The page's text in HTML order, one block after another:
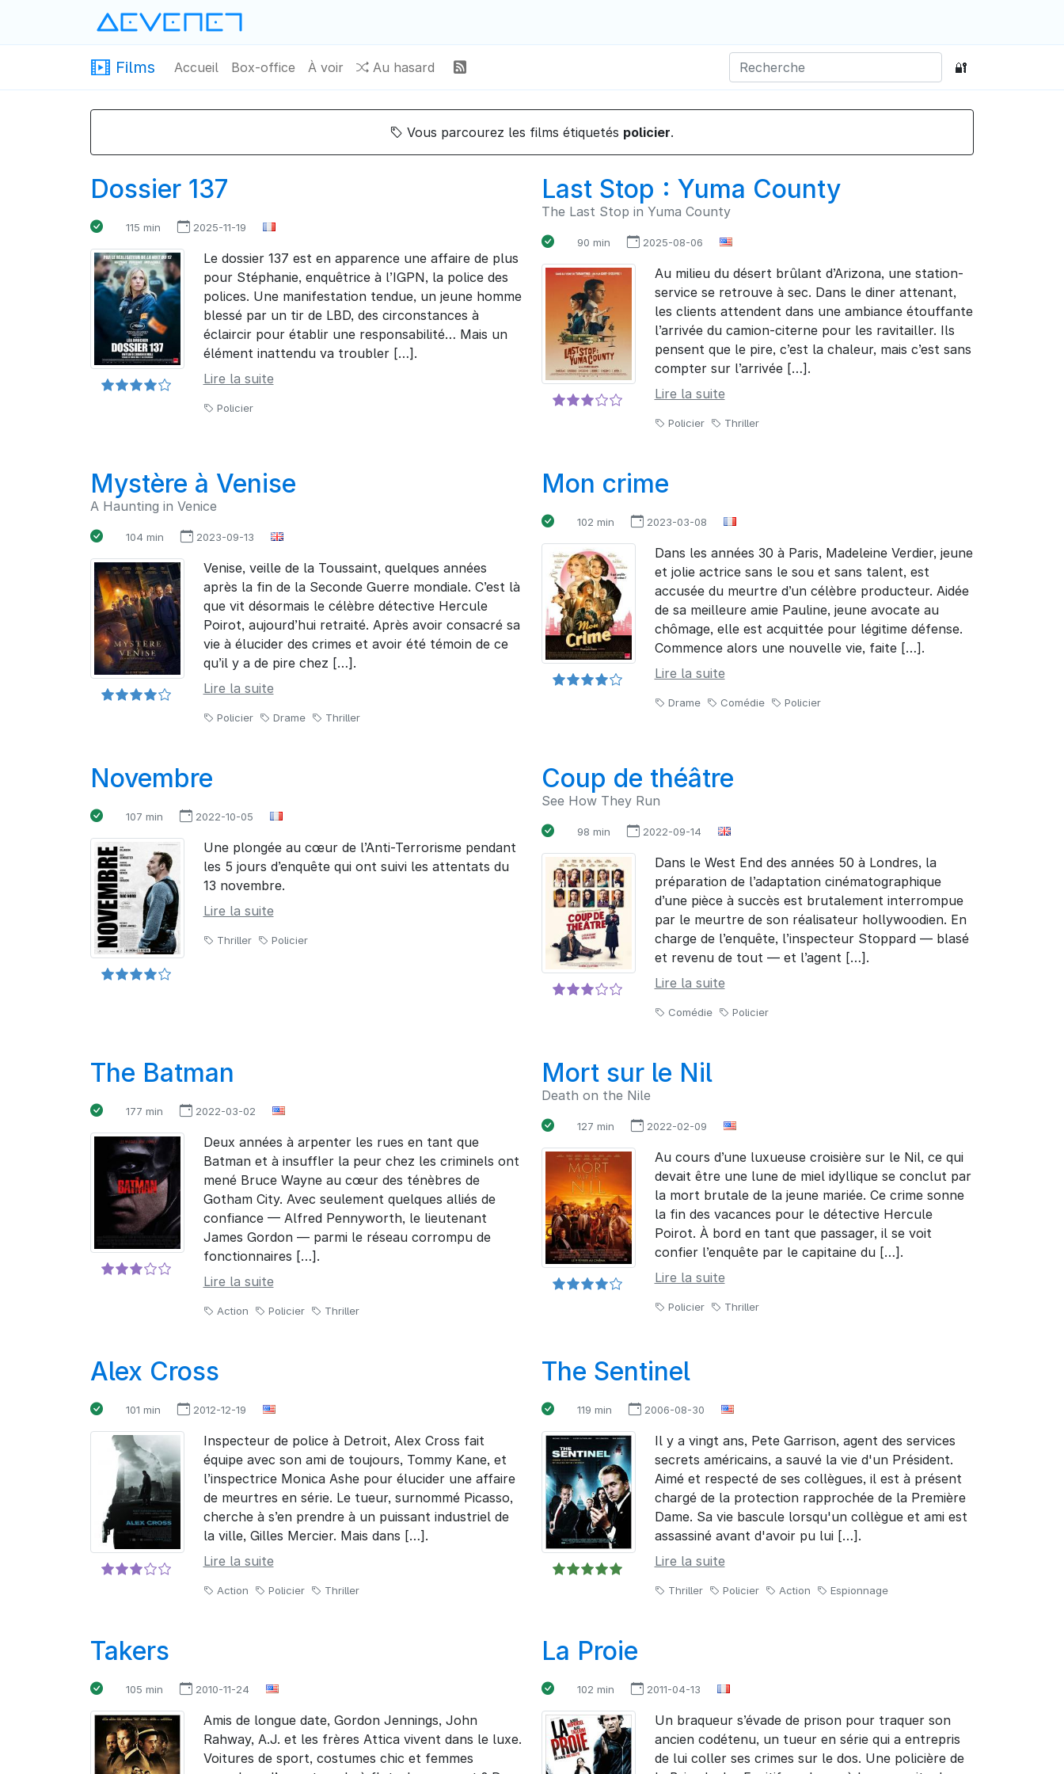
Films · Devenet
Accueil Box-office À voir Au hasard 🔐
Vous parcourez les films étiquetés policier.
Dossier 137
115 min 2025-11-19
Le dossier 137 est en apparence une affaire de plus
pour Stéphanie, enquêtrice à l’IGPN, la police des
polices. Une manifestation tendue, un jeune homme
blessé par un tir de LBD, des circonstances à
éclaircir pour établir une responsabilité… Mais un
élément inattendu va troubler […].
Lire la suite
Policier
Last Stop : Yuma County
The Last Stop in Yuma County
90 min 2025-08-06
Au milieu du désert brûlant d’Arizona, une station-
service se retrouve à sec. Dans le diner attenant,
les clients attendent dans une ambiance étouffante
l’arrivée du camion-citerne pour les ravitailler. Ils
pensent que le pire, c’est la chaleur, mais c’est sans
compter sur l’arrivée […].
Lire la suite
Policier Thriller
Mystère à Venise
A Haunting in Venice
104 min 2023-09-13
Venise, veille de la Toussaint, quelques années
après la fin de la Seconde Guerre mondiale. C’est là
que vit désormais le célèbre détective Hercule
Poirot, aujourd’hui retraité. Après avoir consacré sa
vie à élucider des crimes et avoir été témoin de ce
qu’il y a de pire chez […].
Lire la suite
Policier Drame Thriller
Mon crime
102 min 2023-03-08
Dans les années 30 à Paris, Madeleine Verdier, jeune
et jolie actrice sans le sou et sans talent, est
accusée du meurtre d’un célèbre producteur. Aidée
de sa meilleure amie Pauline, jeune avocate au
chômage, elle est acquittée pour légitime défense.
Commence alors une nouvelle vie, faite […].
Lire la suite
Drame Comédie Policier
Novembre
107 min 2022-10-05
Une plongée au cœur de l’Anti-Terrorisme pendant
les 5 jours d’enquête qui ont suivi les attentats du
13 novembre.
Lire la suite
Thriller Policier
Coup de théâtre
See How They Run
98 min 2022-09-14
Dans le West End des années 50 à Londres, la
préparation de l’adaptation cinématographique
d’une pièce à succès est brutalement interrompue
par le meurtre de son réalisateur hollywoodien. En
charge de l’enquête, l’inspecteur Stoppard — blasé
et revenu de tout — et l’agent […].
Lire la suite
Comédie Policier
The Batman
177 min 2022-03-02
Deux années à arpenter les rues en tant que
Batman et à insuffler la peur chez les criminels ont
mené Bruce Wayne au cœur des ténèbres de
Gotham City. Avec seulement quelques alliés de
confiance — Alfred Pennyworth, le lieutenant
James Gordon — parmi le réseau corrompu de
fonctionnaires […].
Lire la suite
Action Policier Thriller
Mort sur le Nil
Death on the Nile
127 min 2022-02-09
Au cours d’une luxueuse croisière sur le Nil, ce qui
devait être une lune de miel idyllique se conclut par
la mort brutale de la jeune mariée. Ce crime sonne
la fin des vacances pour le détective Hercule
Poirot. À bord en tant que passager, il se voit
confier l’enquête par le capitaine du […].
Lire la suite
Policier Thriller
Alex Cross
101 min 2012-12-19
Inspecteur de police à Detroit, Alex Cross fait
équipe avec son ami de toujours, Tommy Kane, et
l’inspectrice Monica Ashe pour élucider une affaire
de meurtres en série. Le tueur, surnommé Picasso,
cherche à s’en prendre à un puissant industriel de
la ville, Gilles Mercier. Mais dans […].
Lire la suite
Action Policier Thriller
The Sentinel
119 min 2006-08-30
Il y a vingt ans, Pete Garrison, agent des services
secrets américains, a sauvé la vie d'un Président.
Aimé et respecté de ses collègues, il est à présent
chargé de la protection rapprochée de la Première
Dame. Sa vie bascule lorsqu'un collègue et ami est
assassiné avant d'avoir pu lui […].
Lire la suite
Thriller Policier Action Espionnage
Takers
105 min 2010-11-24
Amis de longue date, Gordon Jennings, John
Rahway, A.J. et les frères Attica vivent dans le luxe.
Voitures de sport, costumes chic et femmes
La Proie
102 min 2011-04-13
Un braqueur s’évade de prison pour traquer son
ancien codétenu, un tueur en série qui a entrepris
de lui coller ses crimes sur le dos. Une policière de